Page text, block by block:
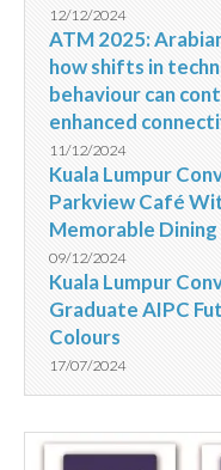
12/12/2024
ATM 2025:
how shifts in
behaviour can
enhanced
11/12/2024
Kuala Lumpur
Parkview Café
Memorable Dining
09/12/2024
Kuala Lumpur
Graduate AIPC
Colours
17/07/2024